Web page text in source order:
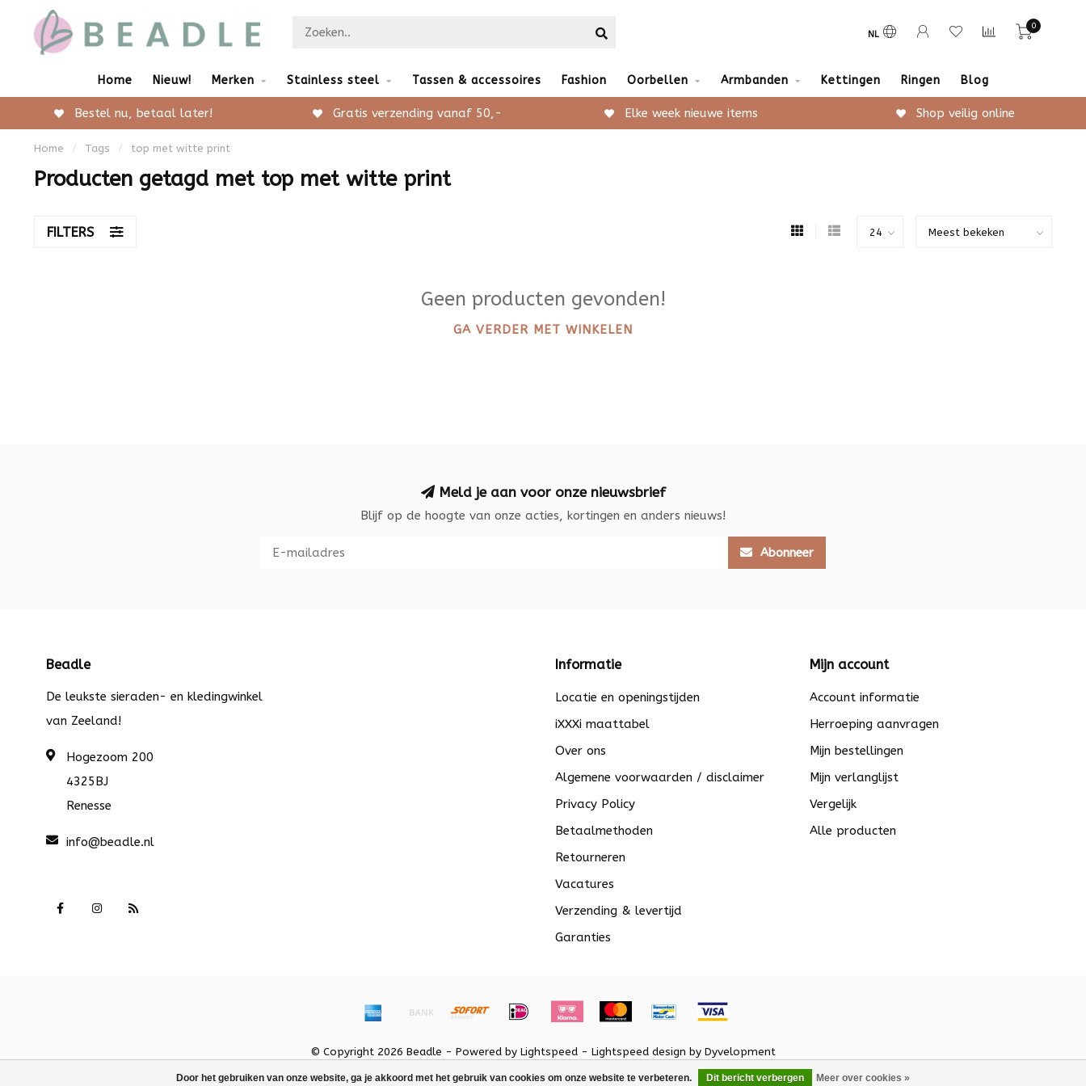
NL
0
Home Nieuw! Merken Stainless steel Tassen & accessoires Fashion Oorbellen Armbanden Kettingen Ringen Blog
Bestel nu, betaal later! Gratis verzending vanaf 50,- Elke week nieuwe items Shop veilig online
Home / Tags / top met witte print
Producten getagd met top met witte print
FILTERS
Geen producten gevonden!
GA VERDER MET WINKELEN
Door het gebruiken van onze website, ga je akkoord met het gebruik van cookies om onze website te verbeteren. Dit bericht verbergen Meer over cookies »
Meld je aan voor onze nieuwsbrief
Blijf op de hoogte van onze acties, kortingen en anders nieuws!
Abonneer
Beadle
De leukste sieraden- en kledingwinkel
van Zeeland!
Hogezoom 200
4325BJ
Renesse
info@beadle.nl
Informatie
Locatie en openingstijden
iXXXi maattabel
Over ons
Algemene voorwaarden / disclaimer
Privacy Policy
Betaalmethoden
Retourneren
Vacatures
Verzending & levertijd
Garanties
Mijn account
Account informatie
Herroeping aanvragen
Mijn bestellingen
Mijn verlanglijst
Vergelijk
Alle producten
© Copyright 2026 Beadle - Powered by Lightspeed - Lightspeed design by Dyvelopment